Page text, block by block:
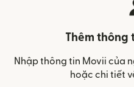
Thêm thông
Nhập thông tin Movii của
hoặc chi tiết